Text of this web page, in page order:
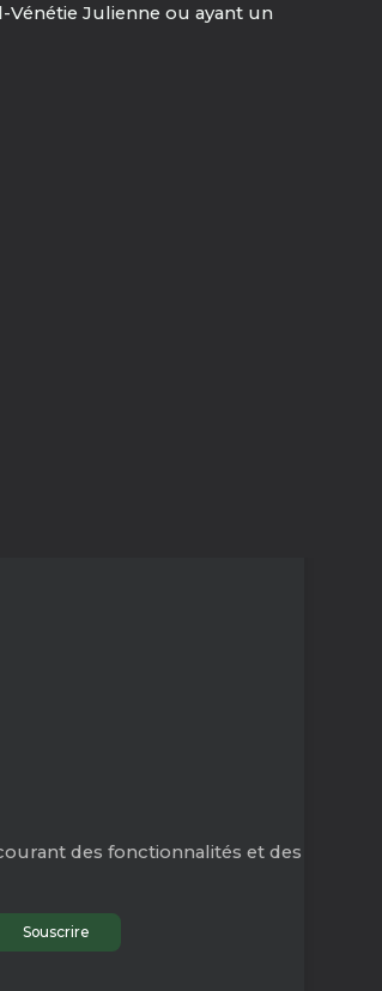
Julienne ou ayant un
des fonctionnalités et des